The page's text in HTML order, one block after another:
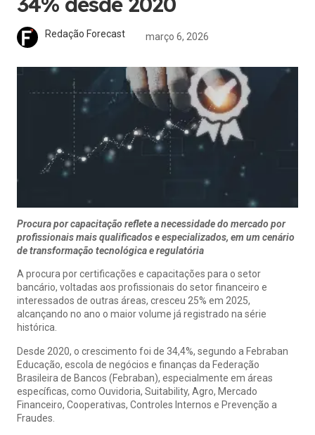
Redação Forecast março 6, 2026
Procura por capacitação reflete a necessidade do mercado por
profissionais mais qualificados e especializados, em um cenário
de transformação tecnológica e regulatória
A procura por certificações e capacitações para o setor
bancário, voltadas aos profissionais do setor financeiro e
interessados de outras áreas, cresceu 25% em 2025,
alcançando no ano o maior volume já registrado na série
histórica.
Desde 2020, o crescimento foi de 34,4%, segundo a Febraban
Educação, escola de negócios e finanças da Federação
Brasileira de Bancos (Febraban), especialmente em áreas
específicas, como Ouvidoria, Suitability, Agro, Mercado
Financeiro, Cooperativas, Controles Internos e Prevenção a
Fraudes.